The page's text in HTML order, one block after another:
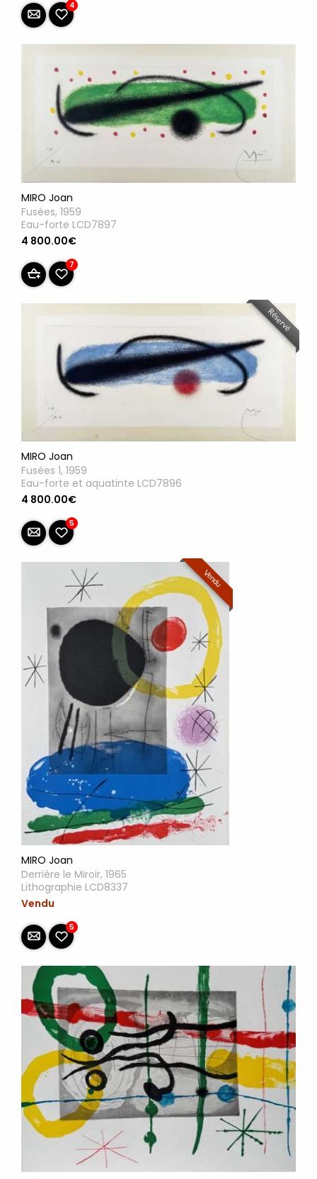
4
MIRO Joan
Fusées, 1959
Eau-forte LCD7897
4 800.00€
7
Réservé
MIRO Joan
Fusées 1, 1959
Eau-forte et aquatinte LCD7896
4 800.00€
5
Vendu
MIRO Joan
Derrière le Miroir, 1965
Lithographie LCD8337
Vendu
5